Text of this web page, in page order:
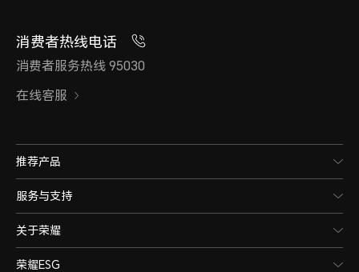
消费者热线电话
消费者服务热线 95030
在线客服
推荐产品
服务与支持
关于荣耀
荣耀ESG